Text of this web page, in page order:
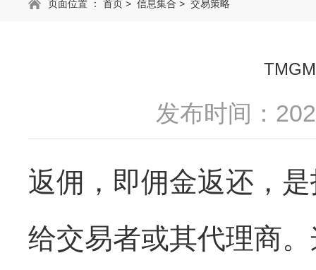
页面位置 ： 首页 > 信息集合 > 交易策略
发布时间：
返佣，即佣金返还，
给交易者或其代理商